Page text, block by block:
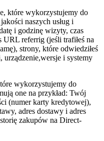
które wykorzystujemy do
naszych usług i
i godzinę wizyty, czas
referrig (jeśli trafiłeś na
strony, które odwiedziłeś
urządzenie,wersje i systemy
wykorzystujemy do
one na przykład: Twój
(numer karty kredytowej),
adres dostawy i adres
zakupów na Direct-